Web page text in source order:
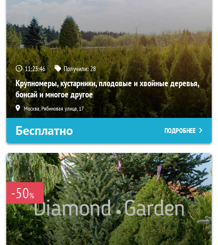
11:23:46 Получили:28
Крупномеры, кустарники, плодовые и хвойные деревья,
бонсай и многое другое
Москва, Рябиновая улица, 17
Бесплатно ПОДРОБНЕЕ
-50%